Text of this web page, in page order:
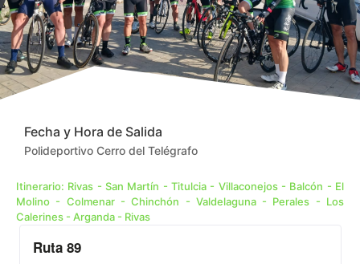
Fecha y Hora de Salida
Polideportivo Cerro del Telégrafo
Itinerario: Rivas - San Martín - Titulcia - Villaconejos - Balcón - El
Molino - Colmenar - Chinchón - Valdelaguna - Perales - Los
Calerines - Arganda - Rivas